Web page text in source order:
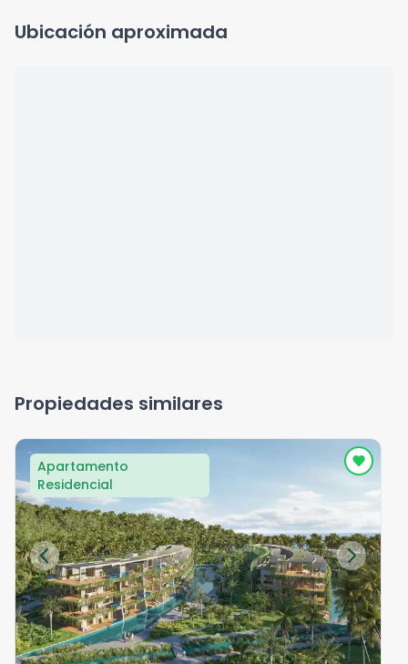
Ubicación aproximada
Propiedades similares
Apartamento
Residencial